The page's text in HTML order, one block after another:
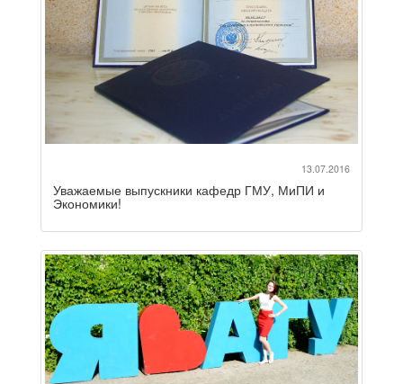
13.07.2016
Уважаемые выпускники кафедр ГМУ, МиПИ и
Экономики!